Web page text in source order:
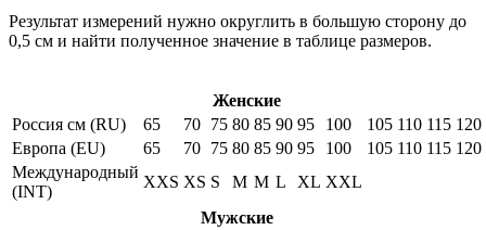
Результат измерений нужно округлить в большую сторону до
0,5 см и найти полученное значение в таблице размеров.
Женские
Россия см (RU)
65 70 75 80 85 90 95 100 105 110 115 120
Европа (EU)
65 70 75 80 85 90 95 100 105 110 115 120
Международный
(INT)
XXS XS S M M L XL XXL
Мужские